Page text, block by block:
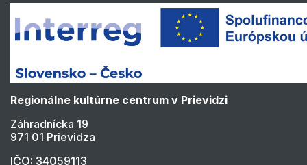
Regionálne kultúrne centrum v Prievidzi
Záhradnícka 19
971 01 Prievidza
IČO: 34059113